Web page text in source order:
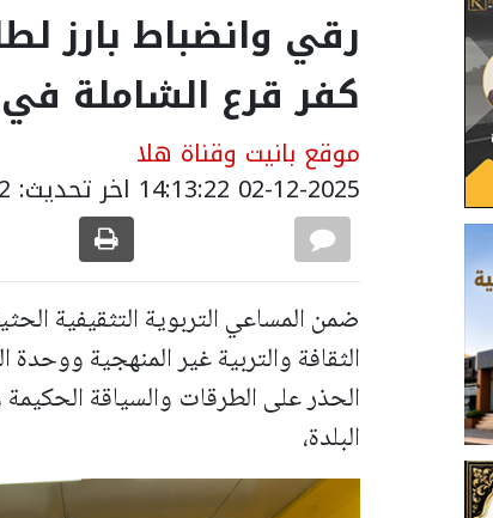
رقي وانضباط بارز
كفر قرع الشاملة في
موقع بانيت وقناة هلا
02-12-2025 14:13:22 اخر تحديث: 02-12-2025 16:14:00
ضمن المساعي التربوية التثقيفية
الثقافة والتربية غير المنهجية
الحذر على الطرقات والسياقة
البلدة،